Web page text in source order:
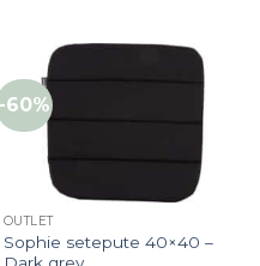
-60%
OUTLET
Sophie setepute 40×40 –